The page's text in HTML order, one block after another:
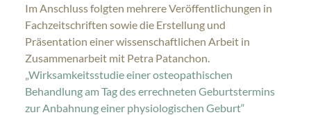
Im Anschluss folgten mehrere Veröffentlichungen in
Fachzeitschriften sowie die Erstellung und
Präsentation einer wissenschaftlichen Arbeit in
Zusammenarbeit mit Petra Patanchon.
„Wirksamkeitsstudie einer osteopathischen
Behandlung am Tag des errechneten Geburtstermins
zur Anbahnung einer physiologischen Geburt“